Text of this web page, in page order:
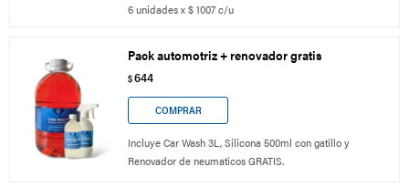
6 unidades x $ 1007 c/u
Pack automotriz + renovador gratis
$644
Incluye Car Wash 3L, Silicona 500ml con gatillo y
Renovador de neumaticos GRATIS.